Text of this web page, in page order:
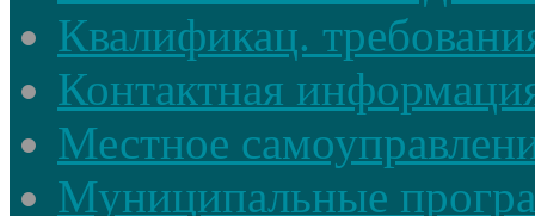
Квалификац.
Контактная
Местное
Муниципальные